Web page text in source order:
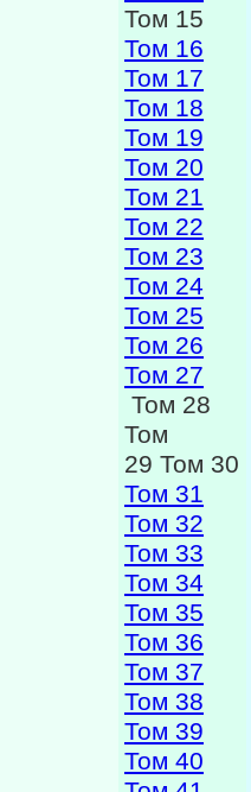
Том 15
Том 16
Том 17
Том 18
Том 19
Том 20
Том 21
Том 22
Том 23
Том 24
Том 25
Том 26
Том 27
Том 28
Том
29 Том 30
Том 31
Том 32
Том 33
Том 34
Том 35
Том 36
Том 37
Том 38
Том 39
Том 40